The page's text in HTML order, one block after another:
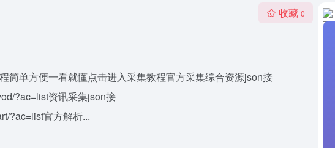
收藏 0
简单方便一看就懂点击进入采集教程官方采集综合资源json接
?ac=list资讯采集json接
?ac=list官方解析...